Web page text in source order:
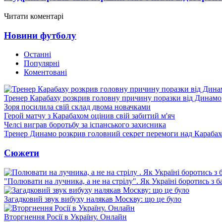
Читати коментарі
Новини футболу
Останні
Популярні
Коментовані
Тренер Карабаху розкрив головну причину поразки від Динамо
Зоря посилила свій склад двома новачками
Герой матчу з Карабахом оцінив свій забитий м'яч
Челсі виграв боротьбу за іспанського захисника
Тренер Динамо розкрив головний секрет перемоги над
Сюжети
"Полювати на лучника, а не на стрілу". Як Україні боротись з
Загадковий звук вибуху налякав Москву: що це було
Вторгнення Росії в Україну. Онлайн